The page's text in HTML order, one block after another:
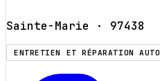
Sainte-Marie · 97438
ENTRETIEN ET RÉPARATION AUTO